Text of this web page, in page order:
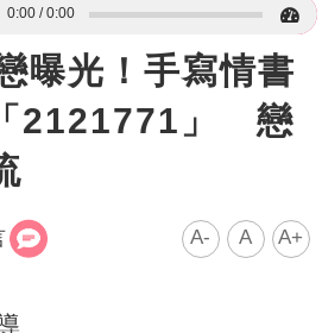
0:00 0:00
曝光！手寫情書
2121771」 戀
A- A A+